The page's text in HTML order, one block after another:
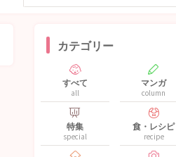
カテゴリー
すべて
all
マンガ
column
特集
special
食・レシピ
recipe